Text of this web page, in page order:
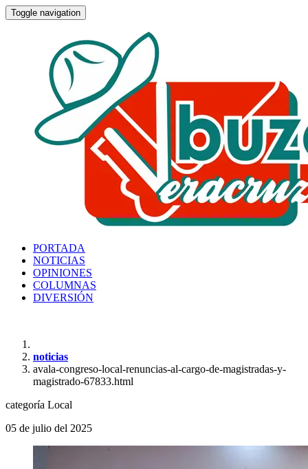
Toggle navigation
PORTADA
NOTICIAS
OPINIONES
COLUMNAS
DIVERSIÓN
noticias
avala-congreso-local-renuncias-al-cargo-de-magistradas-y-
magistrado-67833.html
categoría Local
05 de julio del 2025